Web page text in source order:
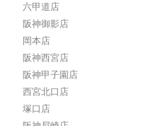
六甲道店
阪神御影店
岡本店
阪神西宮店
阪神甲子園店
西宮北口店
塚口店